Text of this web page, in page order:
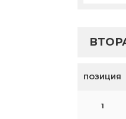
ПОЗИЦИЯ
1